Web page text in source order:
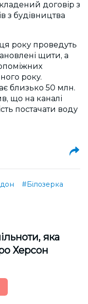
договір з
з будівництва
року проведуть
щити, а
року.
близько 50 млн.
що на каналі
постачати воду
#Білозерка
яка
Херсон